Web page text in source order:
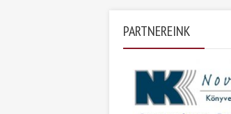
PARTNEREINK